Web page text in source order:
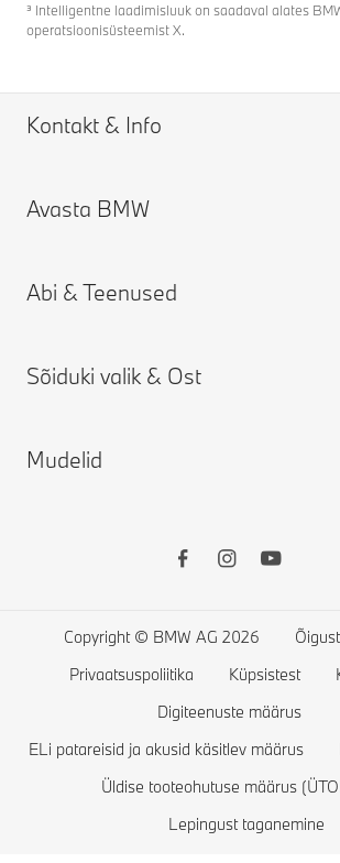
³ Intelligentne laadimisluuk on saadaval alates
operatsioonisüsteemist X.
Kontakt & Info
Abi & Kontakt
Leia lähim teenindus
Leia lähim esindus
Avasta BMW
BMW Grupp
Abi & Teenused
Broneeri teeninduse aeg
Garantii
Sõiduki valik & Ost
Uued autod
BMW eripakkumised
Too oma BMW meile tagasi
Broneeri proovisõit
Mudelid
BMW 4. seeria
BMW 7. seeria
BMW 8. seeria
Copyright © BMW AG 2026
Privaatsuspoliitika
Küpsistest
Digiteenuste määrus
ELi patareisid ja akusid käsitlev määrus
Üldise tooteohutuse määrus
Lepingust taganemine